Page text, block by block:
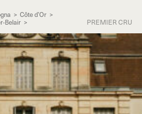
> Côte d’Or >
Belair > PREMIER CRU